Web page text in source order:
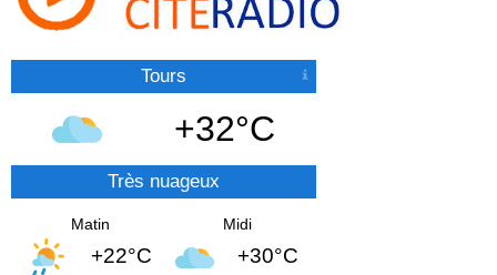
Tours
+32°C
Très nuageux
Matin
+22°C
Midi
+30°C